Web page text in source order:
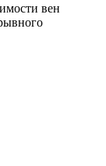
вен